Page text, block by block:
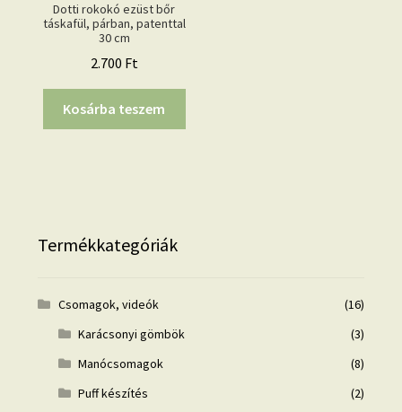
Dotti rokokó ezüst bőr
táskafül, párban, patenttal
30 cm
2.700 Ft
Kosárba teszem
Termékkategóriák
Csomagok, videók
(16)
Karácsonyi gömbök
(3)
Manócsomagok
(8)
Puff készítés
(2)